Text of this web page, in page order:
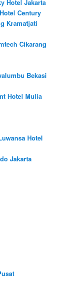
Hotel Jakarta
Century
Kramatjati
Cikarang
Bekasi
Hotel Mulia
Hotel
Jakarta